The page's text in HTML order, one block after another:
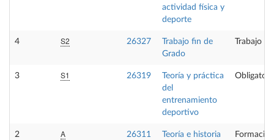
actividad física y
deporte
4 S2 26327
Trabajo fin de
Grado
Trabajo
3 S1 26319
Teoría y práctica
del
entrenamiento
deportivo
2 A 26311
Teoría e historia